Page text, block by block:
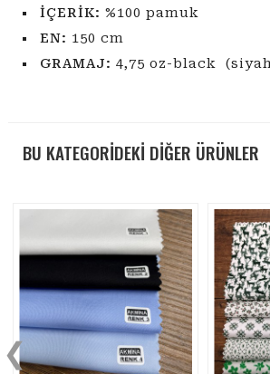
İÇERİK:%100 pamuk
EN: 150 cm
GRAMAJ:4,75 oz-black
BU KATEGORİDEKİ DİĞER ÜRÜNLER
❮